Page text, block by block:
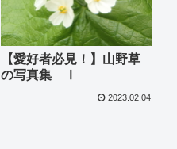
【愛好者必見！】山野草
の写真集 Ⅰ
2023.02.04